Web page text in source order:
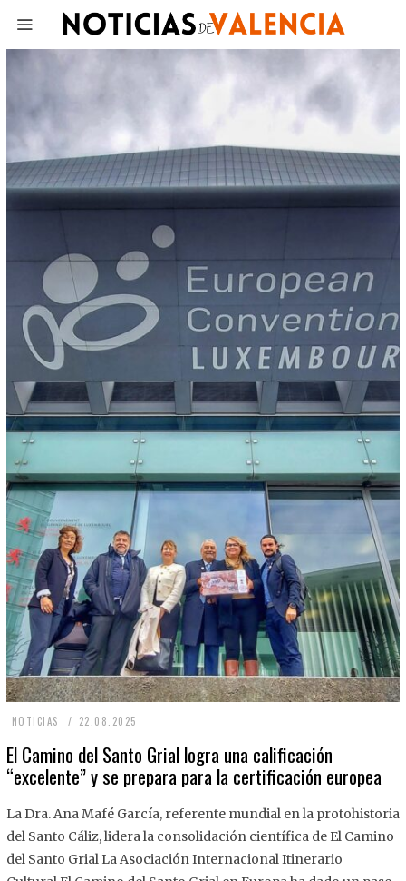
NOTICIAS 22.08.2025
.
8
2
El Camino del Santo Grial logra una calificación
“excelente” y se prepara para la certificación europea
La Dra. Ana Mafé García, referente mundial en la protohistoria
del Santo Cáliz, lidera la consolidación científica de El Camino
del Santo Grial La Asociación Internacional Itinerario